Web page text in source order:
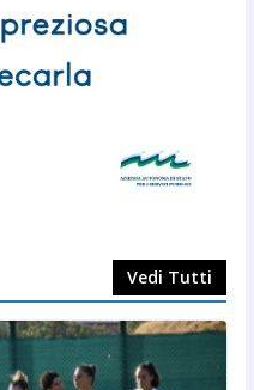
Vedi Tutti